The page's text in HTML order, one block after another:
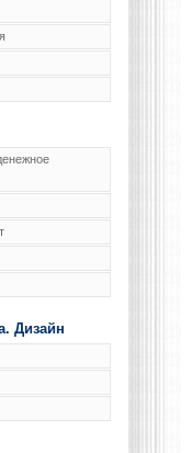
Дизайн